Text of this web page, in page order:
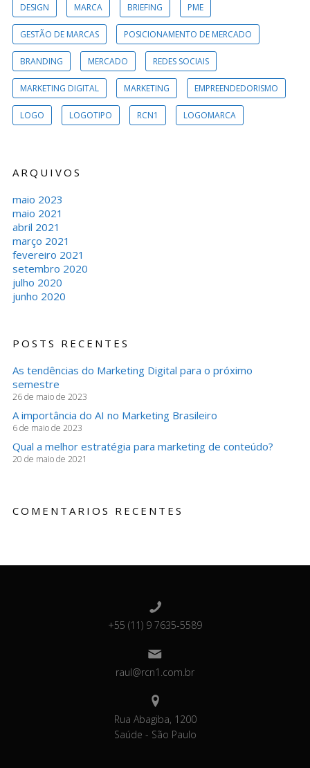
DESIGN MARCA BRIEFING PME
GESTÃO DE MARCAS POSICIONAMENTO DE MERCADO
BRANDING MERCADO REDES SOCIAIS
MARKETING DIGITAL MARKETING EMPREENDEDORISMO
LOGO LOGOTIPO RCN1 LOGOMARCA
ARQUIVOS
maio 2023
maio 2021
abril 2021
março 2021
fevereiro 2021
setembro 2020
julho 2020
junho 2020
POSTS RECENTES
As tendências do Marketing Digital para o próximo
semestre
26 de maio de 2023
A importância do AI no Marketing Brasileiro
6 de maio de 2023
Qual a melhor estratégia para marketing de conteúdo?
20 de maio de 2021
COMENTARIOS RECENTES
+55 (11) 9 7635-5589
raul@rcn1.com.br
Rua Abagiba, 1200
Saúde - São Paulo